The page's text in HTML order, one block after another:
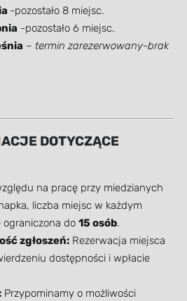
-pozostało 8 miejsc.
-pozostało 6 miejsc.
– termin zarezerwowany-brak
DOTYCZĄCE
na pracę przy miedzianych
liczba miejsc w każdym
ograniczona do 15 osób.
zgłoszeń: Rezerwacja miejsca
dostępności i wpłacie
Przypominamy o możliwości